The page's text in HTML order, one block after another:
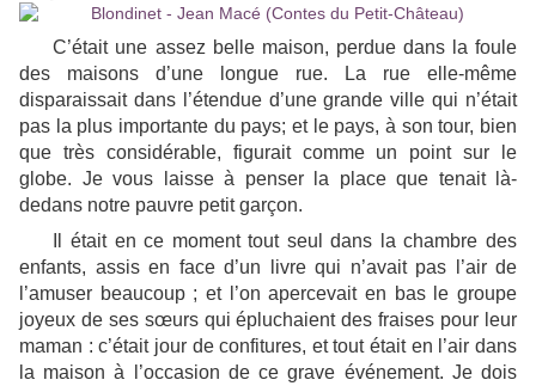
C’était une assez belle maison, perdue dans la foule
des maisons d’une longue rue. La rue elle-même
disparaissait dans l’étendue d’une grande ville qui n’était
pas la plus importante du pays; et le pays, à son tour, bien
que très considérable, figurait comme un point sur le
globe. Je vous laisse à penser la place que tenait là-
dedans notre pauvre petit garçon.
Il était en ce moment tout seul dans la chambre des
enfants, assis en face d’un livre qui n’avait pas l’air de
l’amuser beaucoup ; et l’on apercevait en bas le groupe
joyeux de ses sœurs qui épluchaient des fraises pour leur
maman : c’était jour de confitures, et tout était en l’air dans
la maison à l’occasion de ce grave événement. Je dois